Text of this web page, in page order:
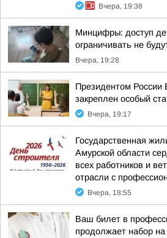
Вчера, 19:38
Минцифры: доступ
ограничивать не
Вчера, 19:28
Президентом
закреплен особый
Вчера, 19:17
Государственная
Амурской области
всех работников и
отрасли с
Вчера, 18:55
Ваш билет в
продолжает набор